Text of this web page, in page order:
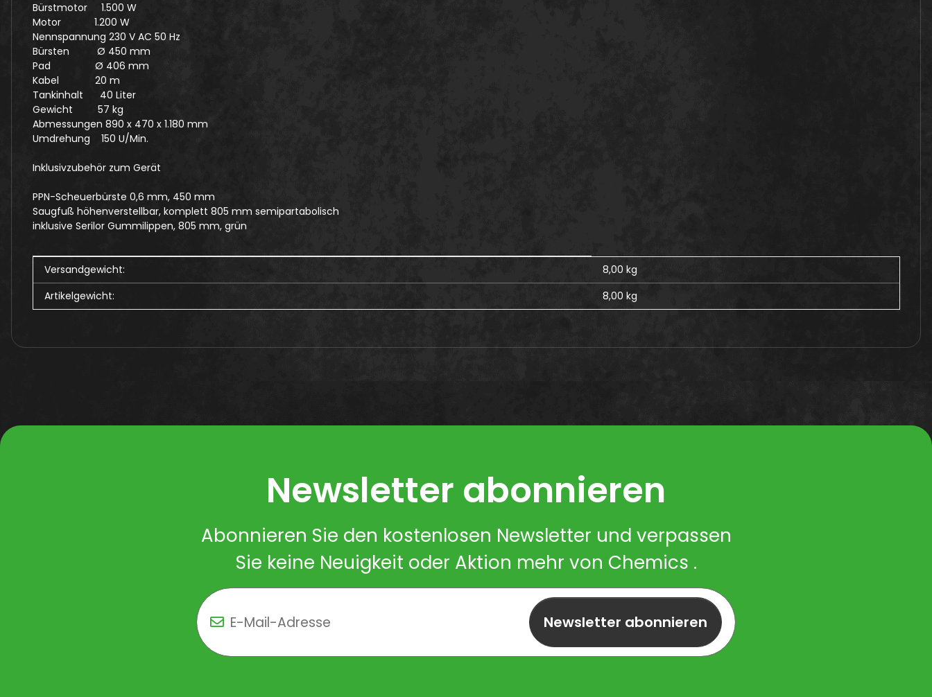
Bürstmotor 1.500 W
Motor 1.200 W
Nennspannung 230 V AC 50 Hz
Bürsten Ø 450 mm
Pad Ø 406 mm
Kabel 20 m
Tankinhalt 40 Liter
Gewicht 57 kg
Abmessungen 890 x 470 x 1.180 mm
Umdrehung 150 U/Min.
Inklusivzubehör zum Gerät
PPN-Scheuerbürste 0,6 mm, 450 mm
Saugfuß höhenverstellbar, komplett 805 mm semipartabolisch
inklusive Serilor Gummilippen, 805 mm, grün
Produkteigenschaft
Wert
Versandgewicht:
8,00 kg
Artikelgewicht:
8,00 kg
Newsletter abonnieren
Abonnieren Sie den kostenlosen Newsletter und verpassen
Sie keine Neuigkeit oder Aktion mehr von Chemics .
Newsletter abonnieren